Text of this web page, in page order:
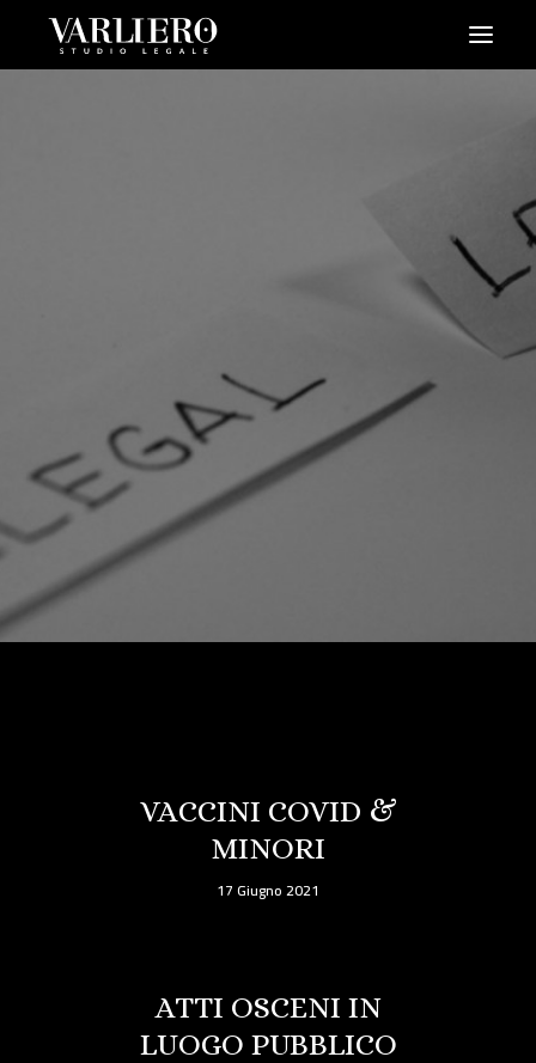
PRENDI UN APPUNTAMENTO
VACCINI COVID &
MINORI
17 Giugno 2021
ATTI OSCENI IN
LUOGO PUBBLICO